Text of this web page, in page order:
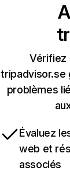
Vérifiez
tripadvisor.se
problèmes
Évaluez
web et
associés